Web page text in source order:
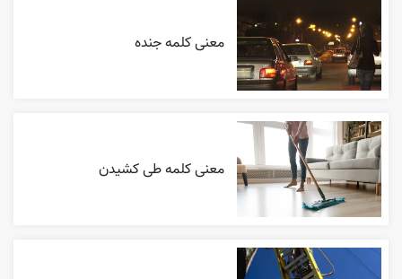
معنی کلمه جنده
معنی کلمه طی کشیدن